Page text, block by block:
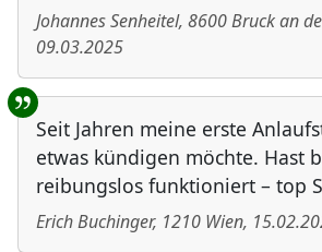
Johannes Senheitel, 8600Bruck an
09.03.2025
Seit Jahren meine erste
etwas kündigen möchte. Hast
reibungslos funktioniert – top
Erich Buchinger, 1210 Wien,